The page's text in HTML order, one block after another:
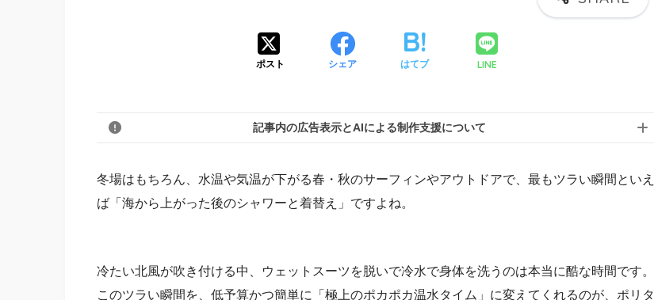
ポスト シェア はてブ LINE
記事内の広告表示とAIによる制作支援について
冬場はもちろん、水温や気温が下がる春・秋のサーフィンやアウトドアで、最もツラい瞬間といえ
ば「海から上がった後のシャワーと着替え」ですよね。
冷たい北風が吹き付ける中、ウェットスーツを脱いで冷水で身体を洗うのは本当に酷な時間です。
このツラい瞬間を、低予算かつ簡単に「極上のポカポカ温水タイム」に変えてくれるのが、ポリタ